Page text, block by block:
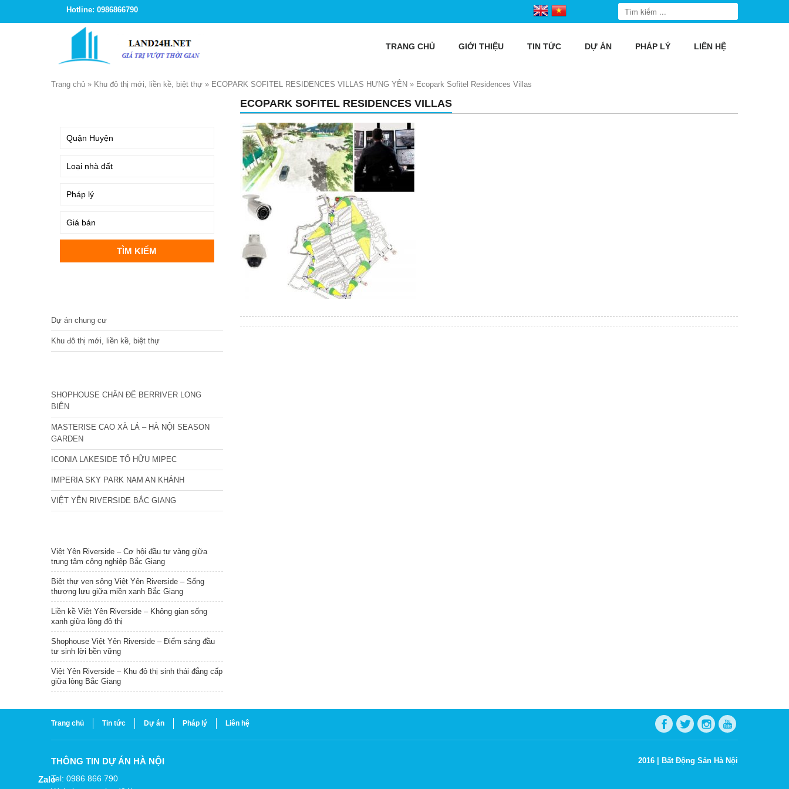
Hotline: 0986866790
TRANG CHỦ GIỚI THIỆU TIN TỨC DỰ ÁN PHÁP LÝ LIÊN HỆ
Trang chủ » Khu đô thị mới, liền kề, biệt thự » ECOPARK SOFITEL RESIDENCES VILLAS HƯNG YÊN » Ecopark Sofitel Residences Villas
ECOPARK SOFITEL RESIDENCES VILLAS
Dự án chung cư
Khu đô thị mới, liền kề, biệt thự
SHOPHOUSE CHÂN ĐẾ BERRIVER LONG
BIÊN
MASTERISE CAO XÀ LÁ – HÀ NỘI SEASON
GARDEN
ICONIA LAKESIDE TỐ HỮU MIPEC
IMPERIA SKY PARK NAM AN KHÁNH
VIỆT YÊN RIVERSIDE BẮC GIANG
Việt Yên Riverside – Cơ hội đầu tư vàng giữa
trung tâm công nghiệp Bắc Giang
Biệt thự ven sông Việt Yên Riverside – Sống
thượng lưu giữa miền xanh Bắc Giang
Liền kề Việt Yên Riverside – Không gian sống
xanh giữa lòng đô thị
Shophouse Việt Yên Riverside – Điểm sáng đầu
tư sinh lời bền vững
Việt Yên Riverside – Khu đô thị sinh thái đẳng cấp
giữa lòng Bắc Giang
Trang chủ Tin tức Dự án Pháp lý Liên hệ
THÔNG TIN DỰ ÁN HÀ NỘI
Tel: 0986 866 790
2016 | Bất Động Sản Hà Nội
Zalo